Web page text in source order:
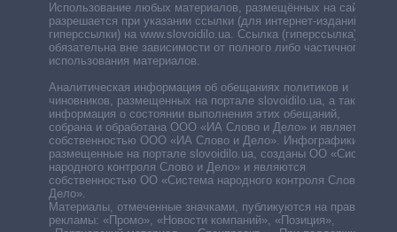
Использование любых материалов, размещённых на сайте,
разрешается при указании ссылки (для интернет-изданий —
гиперссылки) на www.slovoidilo.ua. Ссылка (гиперссылка)
обязательна вне зависимости от полного либо частичного
использования материалов.
Аналитическая информация об обещаниях политиков и
чиновников, размещенных на портале slovoidilo.ua, а также
информация о состоянии выполнения этих обещаний,
собрана и обработана ООО «ИА Слово и Дело» и является
собственностью ООО «ИА Слово и Дело». Инфографики,
размещенные на портале slovoidilo.ua, созданы ОО «Система
народного контроля Слово и Дело» и являются
собственностью ОО «Система народного контроля Слово и
Дело».
Материалы, отмеченные значками, публикуются на правах
рекламы: «Промо», «Новости компаний», «Позиция»,